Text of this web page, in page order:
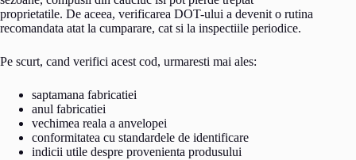
proprietatile. De aceea, verificarea DOT-ului a devenit o rutina
recomandata atat la cumparare, cat si la inspectiile periodice.
Pe scurt, cand verifici acest cod, urmaresti mai ales:
saptamana fabricatiei
anul fabricatiei
vechimea reala a anvelopei
conformitatea cu standardele de identificare
indicii utile despre provenienta produsului